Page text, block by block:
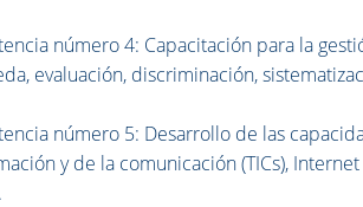
número 4: Capacitación para la
evaluación, discriminación,
número 5: Desarrollo de las
y de la comunicación (TICs),